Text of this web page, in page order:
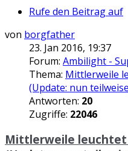
Rufe den Beitrag auf
von borgfather
23. Jan 2016, 19:37
Forum: Ambilight -
Thema: Mittlerweile
(Update: nun
Antworten: 20
Zugriffe: 22046
Mittlerweile leuchtet